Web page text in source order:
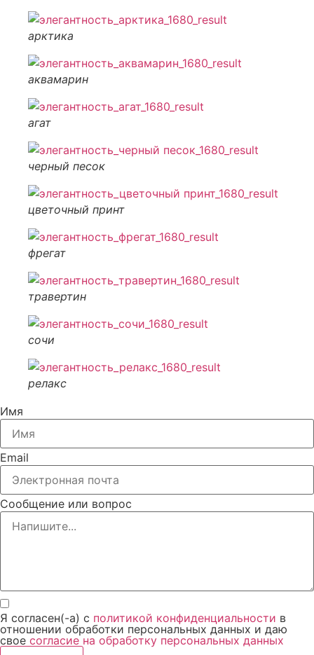
арктика
аквамарин
агат
черный песок
цветочный принт
фрегат
травертин
сочи
релакс
Имя
Email
Сообщение или вопрос
Я согласен(-а) с политикой конфиденциальности в
отношении обработки персональных данных и даю
свое согласие на обработку персональных данных